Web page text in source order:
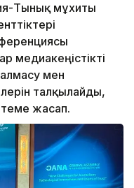
Тынық мұхиты
медиакеңістікті
мен
талқылайды,
жасап.